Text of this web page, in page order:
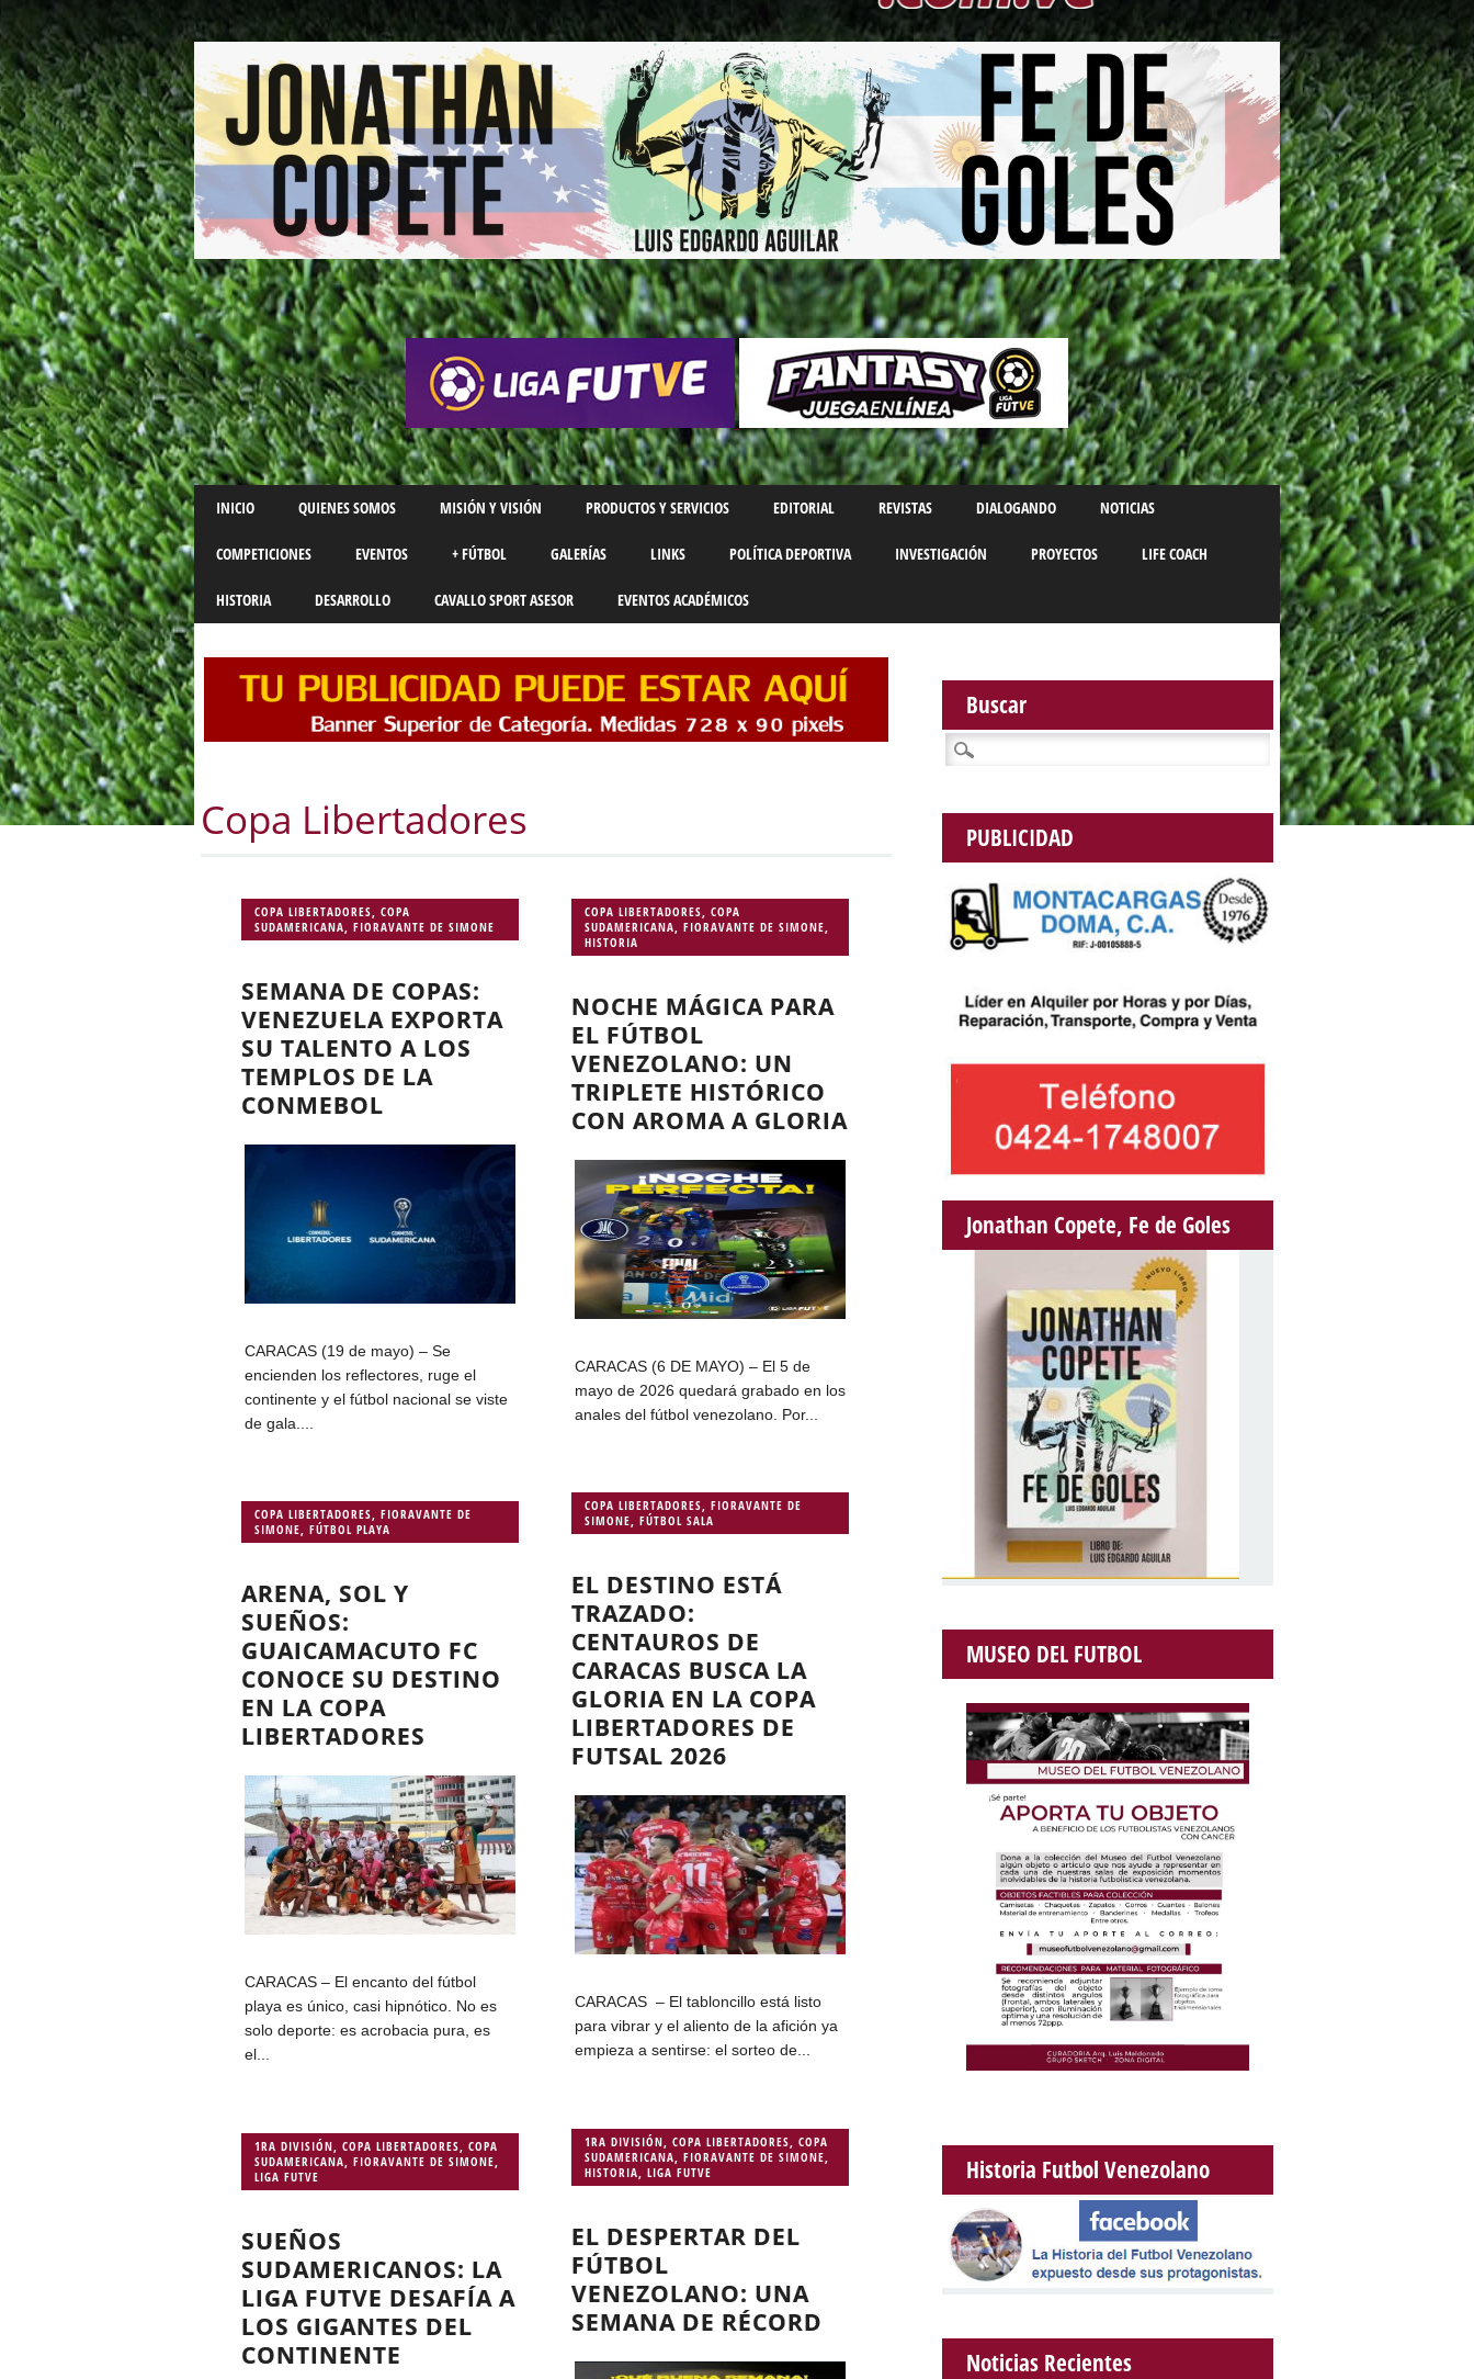
Main menu
Skip
to
content
INICIO QUIENES SOMOS MISIÓN Y VISIÓN PRODUCTOS Y SERVICIOS EDITORIAL REVISTAS DIALOGANDO NOTICIAS
COMPETICIONES EVENTOS + FÚTBOL GALERÍAS LINKS POLÍTICA DEPORTIVA INVESTIGACIÓN PROYECTOS LIFE COACH
HISTORIA DESARROLLO CAVALLO SPORT ASESOR EVENTOS ACADÉMICOS
Copa Libertadores
COPA LIBERTADORES ,COPA
SUDAMERICANA ,FIORAVANTE DE SIMONE
SEMANA DE COPAS:
VENEZUELA EXPORTA
SU TALENTO A LOS
TEMPLOS DE LA
CONMEBOL
CARACAS (19 de mayo) – Se
encienden los reflectores, ruge el
continente y el fútbol nacional se viste
de gala....
COPA LIBERTADORES COPA
SUDAMERICANA FIORAVANTE DE SIMONE
HISTORIA
NOCHE MÁGICA PARA
EL FÚTBOL
VENEZOLANO: UN
TRIPLETE HISTÓRICO
CON AROMA A GLORIA
CARACAS (6 DE MAYO) – El 5 de
mayo de 2026 quedará grabado en los
anales del fútbol venezolano. Por...
COPA LIBERTADORES, FIORAVANTE DE
SIMONE, FÚTBOL SALA
EL DESTINO ESTÁ
TRAZADO:
CENTAUROS DE
CARACAS BUSCA LA
GLORIA EN LA COPA
LIBERTADORES DE
FUTSAL 2026
CARACAS – El tabloncillo está listo
para vibrar y el aliento de la afición ya
empieza a sentirse: el sorteo de...
COPA LIBERTADORES,FIORAVANTE DE
SIMONE,FÚTBOL PLAYA
ARENA, SOL Y
SUEÑOS:
GUAICAMACUTO FC
CONOCE SU DESTINO
EN LA COPA
LIBERTADORES
CARACAS – El encanto del fútbol
playa es único, casi hipnótico. No es
solo deporte: es acrobacia pura, es
el...
1RA DIVISIÓN COPA LIBERTADORES COPA
SUDAMERICANA FIORAVANTE DE SIMONE
HISTORIA LIGA FUTVE
EL DESPERTAR DEL
FÚTBOL
VENEZOLANO: UNA
SEMANA DE RÉCORD
1RA DIVISIÓN ,COPA LIBERTADORES ,COPA
SUDAMERICANA ,FIORAVANTE DE SIMONE
LIGA FUTVE
SUEÑOS
SUDAMERICANOS: LA
LIGA FUTVE DESAFÍA A
LOS GIGANTES DEL
CONTINENTE
Buscar
Buscar:
PUBLICIDAD
Jonathan Copete, Fe de Goles
MUSEO DEL FUTBOL
Historia Futbol Venezolano
Noticias Recientes